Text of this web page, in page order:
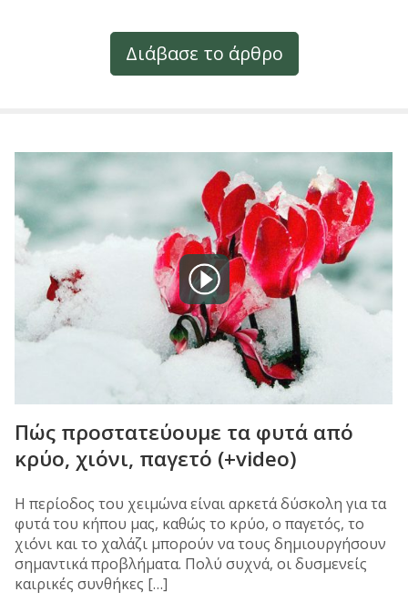
Διάβασε το άρθρο
Πώς προστατεύουμε τα φυτά από
κρύο, χιόνι, παγετό (+video)
H περίοδος του χειμώνα είναι αρκετά δύσκολη για τα
φυτά του κήπου μας, καθώς το κρύο, ο παγετός, το
χιόνι και το χαλάζι μπορούν να τους δημιουργήσουν
σημαντικά προβλήματα. Πολύ συχνά, οι δυσμενείς
καιρικές συνθήκες […]